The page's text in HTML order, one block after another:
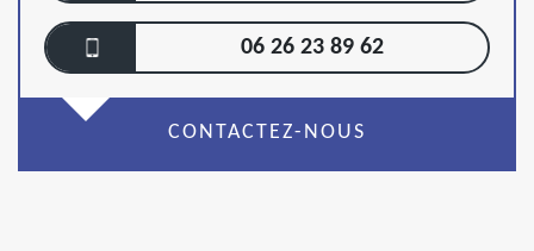
06 26 23 89 62
CONTACTEZ-NOUS